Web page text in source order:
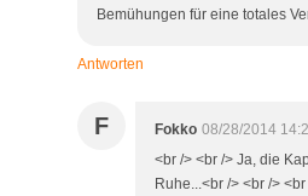
Bemühungen für eine totales
Antworten
F Fokko 08/28/2014
<br /> <br /> Ja, die
Ruhe...<br /> <br />